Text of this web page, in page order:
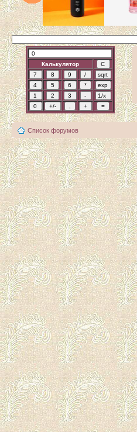
Калькулятор
Список форумов